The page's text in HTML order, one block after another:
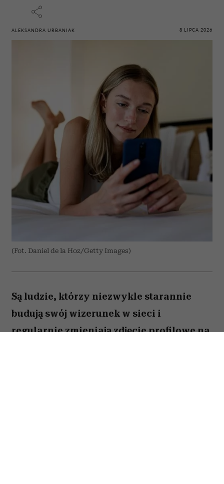
ALEKSANDRA URBANIAK 8 LIPCA 2026
(Fot. Daniel de la Hoz/Getty Images)
Są ludzie, którzy niezwykle starannie
budują swój wizerunek w sieci i
regularnie zmieniają zdjęcie profilowe na